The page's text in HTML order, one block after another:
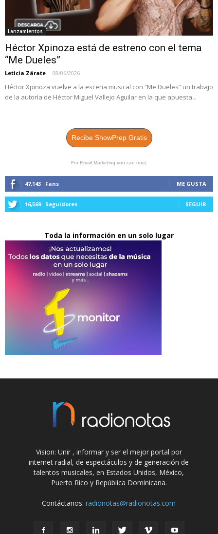
Lanzamientos
Héctor Xpinoza está de estreno con el tema
“Me Dueles”
Leticia Zárate - 08/06/2026
Héctor Xpinoza vuelve a la escena musical con “Me Dueles” un trabajo
de la autoría de Héctor Miguel Vallejo Aguilar en la que apuesta...
Recibe ShowPrep Gratis
For Email Marketing you can trust.
47,143 Fans ME GUSTA
16,569 Seguidores SEGUIR
Toda la información en un solo lugar
Vision: Unir , informar y ser el mejor portal por
internet radial, de espectáculos y de generación de
talentos musicales, en Estados Unidos, México,
Puerto Rico y República Dominicana.
Contáctanos:radionotas@radionotas.com